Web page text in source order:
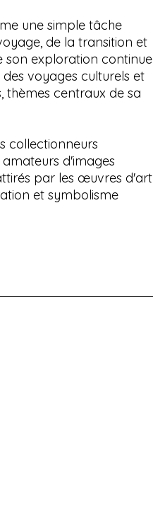
une simple tâche
de la transition et
son exploration continue
voyages culturels et
thèmes centraux de sa
collectionneurs
d'images
par les œuvres d'art
et symbolisme